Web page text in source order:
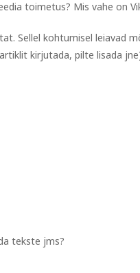
toimetus? Mis vahe on
Sellel kohtumisel leiavad
kirjutada, pilte lisada
tekste jms?